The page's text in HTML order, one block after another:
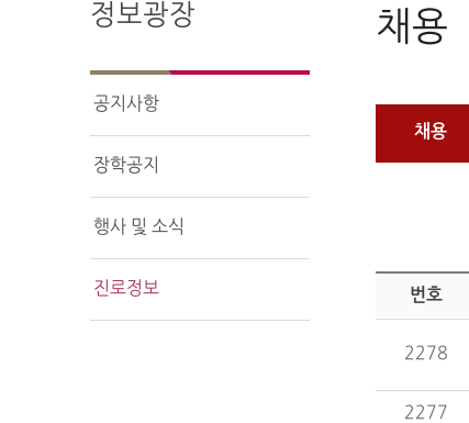
정보광장
공지사항
장학공지
행사 및 소식
진로정보
채용
채용
번호
2278
2277